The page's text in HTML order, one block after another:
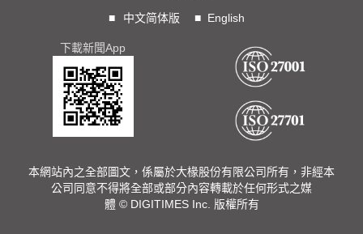
■
中文简体版 ■ English
下載新聞App
本網站內之全部圖文，係屬於大椽股份有限公司所有，非經本
公司同意不得將全部或部分內容轉載於任何形式之媒
體 © DIGITIMES Inc. 版權所有